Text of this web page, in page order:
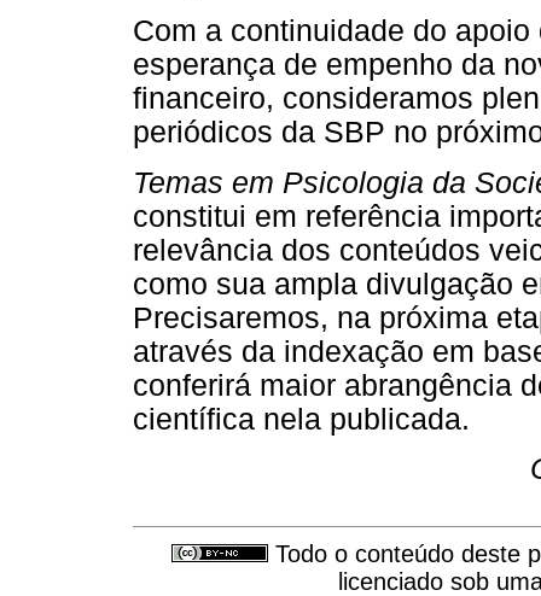
Com a continuidade do
esperança de empenho da
financeiro, consideramos
periódicos da SBP no
Temas em Psicologia da
constitui em referência
relevância dos conteúdos
como sua ampla divulgação
Precisaremos, na próxima
através da indexação em
conferirá maior abrangência
científica nela publicada.
Todo o conteúdo deste
licenciado sob